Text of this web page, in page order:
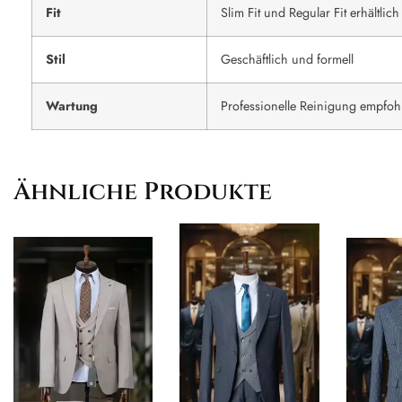
Fit Slim Fit und Regular Fit erhältlich
Stil Geschäftlich und formell
Wartung Professionelle Reinigung
Ähnliche Produkte